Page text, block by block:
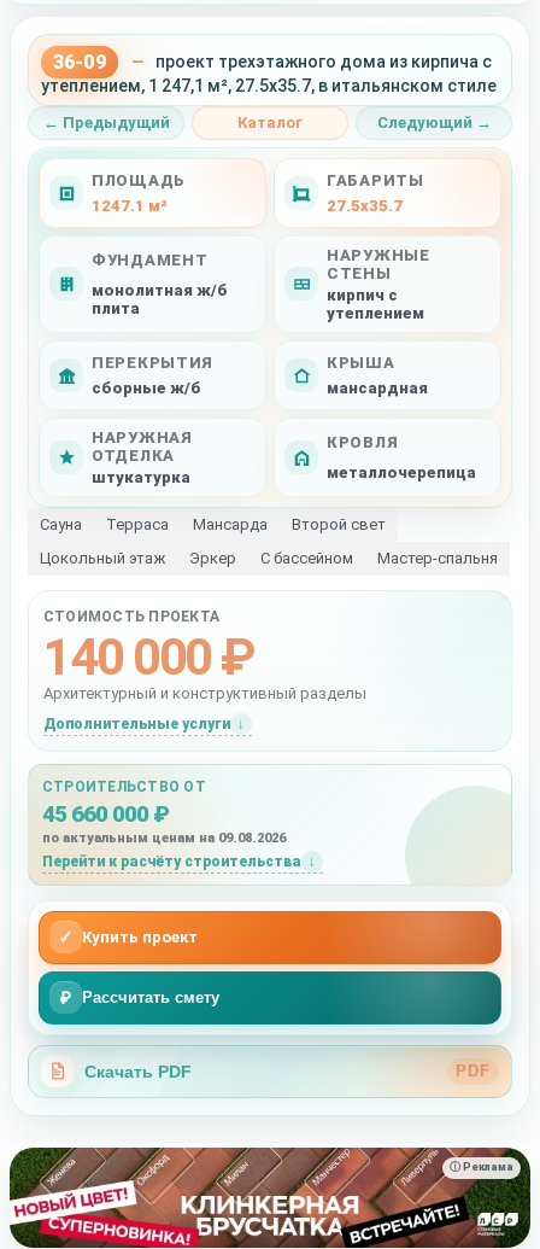
36-09 —
проект трехэтажного дома из кирпича с
утеплением, 1 247,1 м², 27.5x35.7, в итальянском стиле
← Предыдущий Каталог Следующий →
ПЛОЩАДЬ
1247.1 м²
ГАБАРИТЫ
27.5x35.7
ФУНДАМЕНТ
монолитная ж/б
плита
НАРУЖНЫЕ
СТЕНЫ
кирпич с
утеплением
ПЕРЕКРЫТИЯ
сборные ж/б
КРЫША
мансардная
НАРУЖНАЯ
ОТДЕЛКА
штукатурка
КРОВЛЯ
металлочерепица
Сауна Терраса Мансарда
Второй свет
Цокольный этаж
Эркер С бассейном Мастер-спальня
СТОИМОСТЬ ПРОЕКТА
140 000 ₽
Архитектурный и конструктивный разделы
Дополнительные услуги
СТРОИТЕЛЬСТВО ОТ
45 660 000 ₽
по актуальным ценам на 09.08.2026
Перейти к расчёту строительства
✓ Купить проект
₽ Рассчитать смету
Скачать PDF PDF
ⓘ Реклама